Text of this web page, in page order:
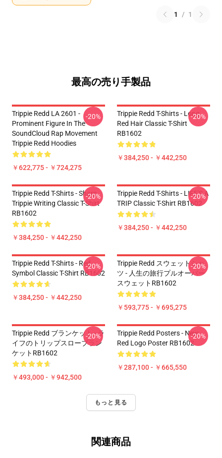
1 / 1
最高の売り手製品
Trippie Redd LA 2601 -
Prominent Figure In The
SoundCloud Rap Movement
Trippie Redd Hoodies
￥622,775 - ￥724,275
-20%
Trippie Redd T-Shirts - Long
Red Hair Classic T-Shirt
RB1602
￥384,250 - ￥442,250
-20%
Trippie Redd T-Shirts - Sharp
Trippie Writing Classic T-Shirt
RB1602
￥384,250 - ￥442,250
-20%
Trippie Redd T-Shirts - LIFE'S A
TRIP Classic T-Shirt RB1602
￥384,250 - ￥442,250
-20%
Trippie Redd T-Shirts - Red
Symbol Classic T-Shirt RB1602
￥384,250 - ￥442,250
-20%
Trippie Redd スウェットシャ
ツ - 人生の旅行プルオーバー
スウェットRB1602
￥593,775 - ￥695,275
-20%
Trippie Redd ブランケット - ラ
イフのトリップスローブラン
ケットRB1602
￥493,000 - ￥942,500
-20%
Trippie Redd Posters - New
Red Logo Poster RB1602
￥287,100 - ￥665,550
-20%
もっと見る
関連商品